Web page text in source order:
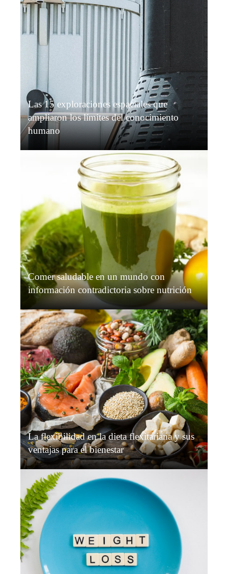
Las 15 exploraciones espaciales que
ampliaron los límites del conocimiento
humano
Hace 2 días
Comer saludable en un mundo con
información contradictoria sobre nutrición
Hace 1 semana
La flexibilidad en la dieta flexitariana y sus
ventajas para el bienestar
Grace O’Connor Hace 2 semanas